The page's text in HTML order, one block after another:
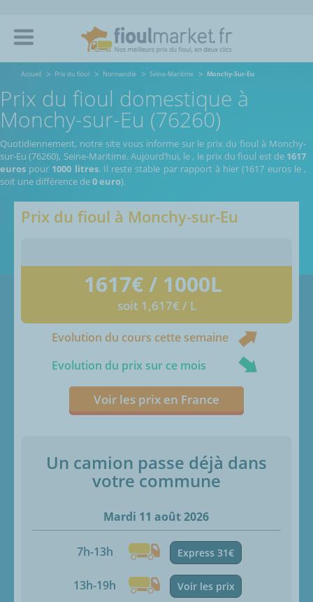
Accueil Prix du fioul Normandie Seine-Maritime Monchy-Sur-Eu
Prix du fioul domestique à
Monchy-sur-Eu (76260)
Quotidiennement, notre site vous informe sur le prix du fioul à Monchy-
sur-Eu (76260), Seine-Maritime.Aujourd’hui, le , le prix du fioul est de 1617
euros pour 1000 litres. Il reste stable par rapport à hier (1617 euros le,
soit une différence de0 euro).
Prix du fioul à Monchy-sur-Eu
1617€ / 1000L
soit 1,617€ / L
Evolution du cours cette semaine
Evolution du prix sur ce mois
Voir les prix en France
Un camion passe déjà dans
votre commune
Mardi 11 août 2026
7h-13h Express 31€
13h-19h Voir les prix